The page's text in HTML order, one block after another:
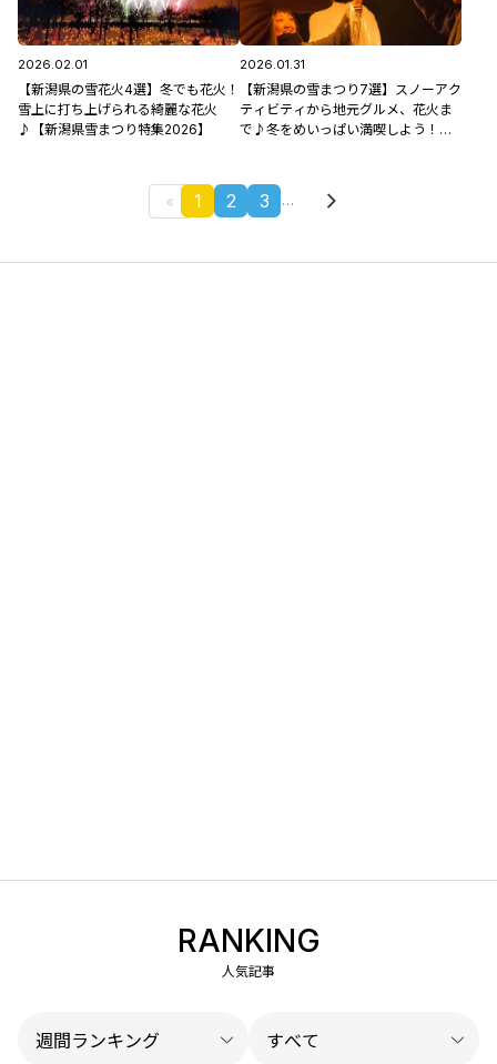
2026.02.01
【新潟県の雪花火4選】冬でも花火！
雪上に打ち上げられる綺麗な花火
♪【新潟県雪まつり特集2026】
2026.01.31
【新潟県の雪まつり7選】スノーアク
ティビティから地元グルメ、花火ま
で♪冬をめいっぱい満喫しよう！
1 2 3 …
RANKING
人気記事